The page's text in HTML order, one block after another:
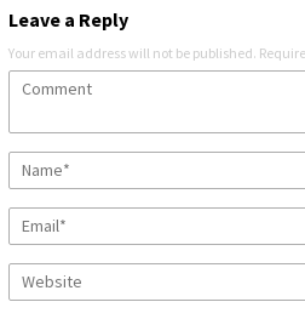
Leave a Reply
Your email address will not be published.